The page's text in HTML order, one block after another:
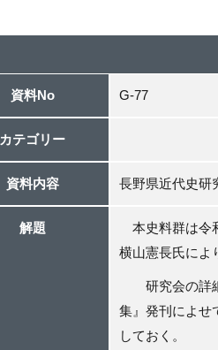
資料No G-77
カテゴリー
資料内容 長野県近代史研
解題 本史料群は令
横山憲長氏によ
研究会の詳細
集』発刊によせ
しておく。